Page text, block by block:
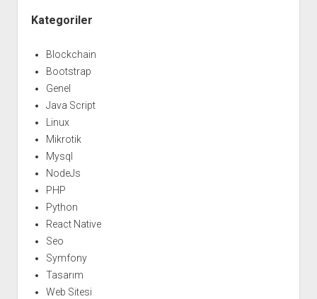
Menü
Kategoriler
Blockchain
Bootstrap
Genel
Java Script
Linux
Mikrotik
Mysql
NodeJs
PHP
Python
React Native
Seo
Symfony
Tasarım
Web Sitesi